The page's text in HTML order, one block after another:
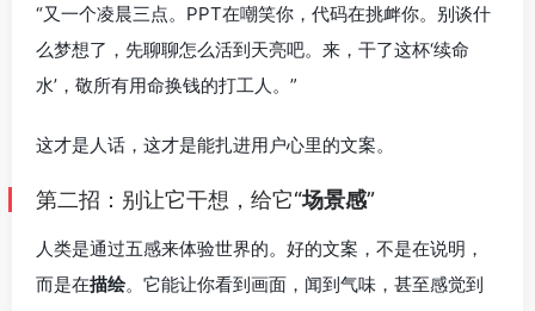
“又一个凌晨三点。PPT在嘲笑你，代码在挑衅你。别谈什
么梦想了，先聊聊怎么活到天亮吧。来，干了这杯‘续命
水’，敬所有用命换钱的打工人。”
这才是人话，这才是能扎进用户心里的文案。
第二招：别让它干想，给它“场景感”
人类是通过五感来体验世界的。好的文案，不是在说明，
而是在描绘。它能让你看到画面，闻到气味，甚至感觉到